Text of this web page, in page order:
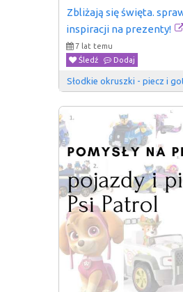
Zbliżają się święta.
inspiracji na prezenty!
7 lat temu
Śledź
Dodaj
Słodkie okruszki - piecz i